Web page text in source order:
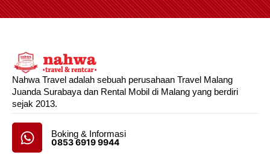
Nahwa Travel adalah sebuah perusahaan Travel Malang
Juanda Surabaya dan Rental Mobil di Malang yang berdiri
sejak 2013.
Boking & Informasi
0853 6919 9944